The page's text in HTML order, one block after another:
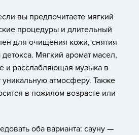
вы предпочитаете мягкий
процедуры и длительный
для очищения кожи, снятия
Мягкий аромат масел,
и расслабляющая музыка в
атмосферу. Также
в пожилом возрасте или
оба варианта: сауну —